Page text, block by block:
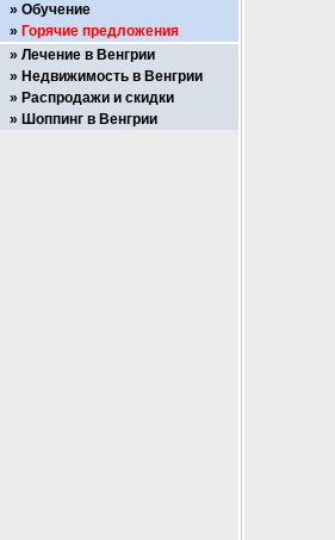
Обучение
Горячие предложения
Лечение в Венгрии
Недвижимость в Венгрии
Распродажи и скидки
Шоппинг в Венгрии